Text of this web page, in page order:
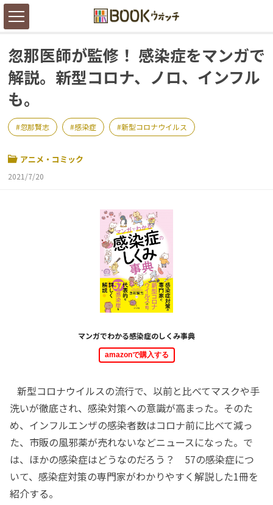
忽那医師が監修！ 感染症をマンガで
解説。新型コロナ、ノロ、インフル
も。
忽那賢志 感染症 新型コロナウイルス
アニメ・コミック
2021/7/20
マンガでわかる感染症のしくみ事典
amazonで購入する
新型コロナウイルスの流行で、以前と比べてマスクや手
洗いが徹底され、感染対策への意識が高まった。そのた
め、インフルエンザの感染者数はコロナ前に比べて減っ
た、市販の風邪薬が売れないなどニュースになった。で
は、ほかの感染症はどうなのだろう？ 57の感染症につ
いて、感染症対策の専門家がわかりやすく解説した1冊を
紹介する。